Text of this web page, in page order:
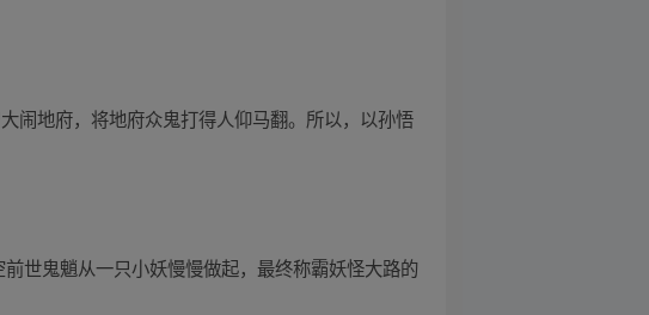
闹地府，将地府众鬼打得人仰马翻。所以，以孙悟
世鬼魈从一只小妖慢慢做起，最终称霸妖怪大路的